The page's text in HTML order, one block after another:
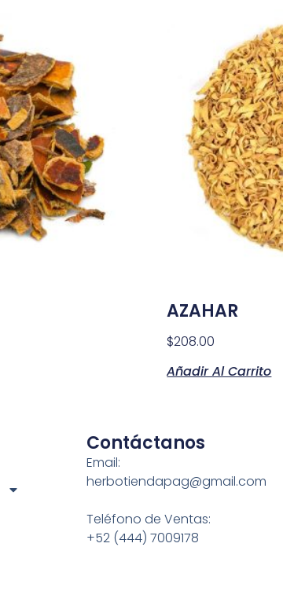
AZAHAR
$208.00
Añadir Al Carrito
Contáctanos
Email:
herbotiendapag@gmail.com
Teléfono de Ventas:
+52 (444) 7009178